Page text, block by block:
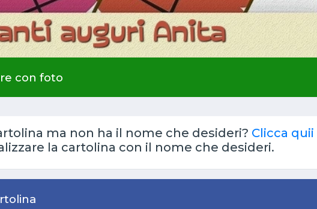
con foto
ma non ha il nome che desideri? Clicca quii
la cartolina con il nome che desideri.